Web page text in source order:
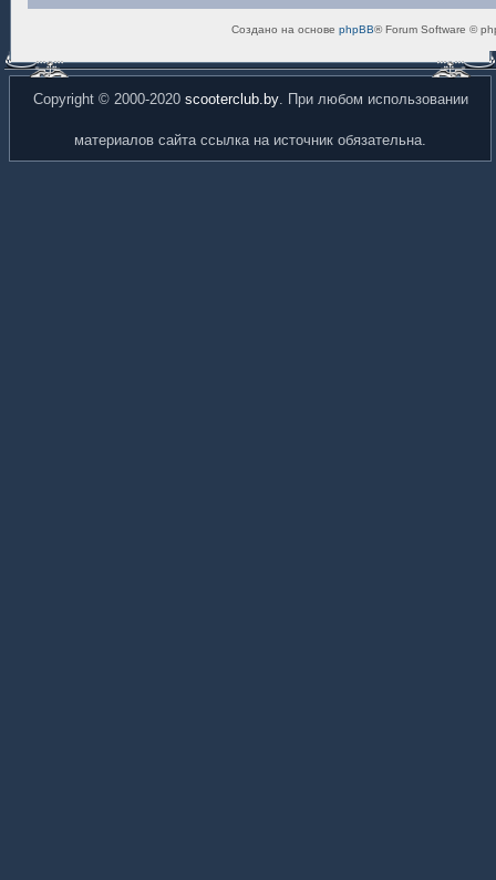
Создано на основе phpBB® Forum Software ©
Copyright © 2000-2020 scooterclub.by. При любом использовании
материалов сайта ссылка на источник обязательна.